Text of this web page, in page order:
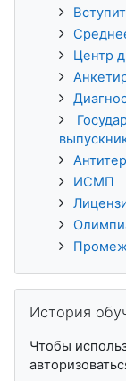
Центр
ИСМП
История
Чтобы